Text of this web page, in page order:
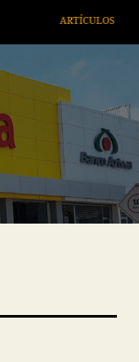
ARTÍCULOS